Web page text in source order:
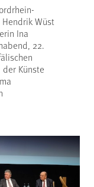
Wüst
Ina
22.
Künste